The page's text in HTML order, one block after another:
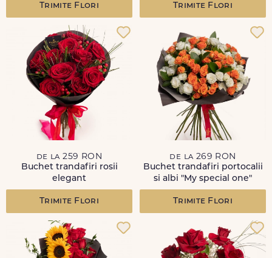
Trimite Flori Trimite Flori
de la 259 RON
Buchet trandafiri rosii
elegant
Trimite Flori
de la 269 RON
Buchet trandafiri portocalii
si albi "My special one"
Trimite Flori